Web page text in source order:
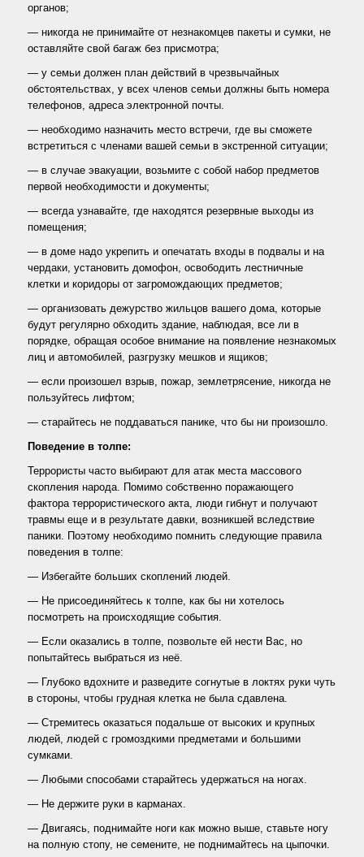
органов;
— никогда не принимайте от незнакомцев пакеты и сумки, не
оставляйте свой багаж без присмотра;
— у семьи должен план действий в чрезвычайных
обстоятельствах, у всех членов семьи должны быть номера
телефонов, адреса электронной почты.
— необходимо назначить место встречи, где вы сможете
встретиться с членами вашей семьи в экстренной ситуации;
— в случае эвакуации, возьмите с собой набор предметов
первой необходимости и документы;
— всегда узнавайте, где находятся резервные выходы из
помещения;
— в доме надо укрепить и опечатать входы в подвалы и на
чердаки, установить домофон, освободить лестничные
клетки и коридоры от загромождающих предметов;
— организовать дежурство жильцов вашего дома, которые
будут регулярно обходить здание, наблюдая, все ли в
порядке, обращая особое внимание на появление незнакомых
лиц и автомобилей, разгрузку мешков и ящиков;
— если произошел взрыв, пожар, землетрясение, никогда не
пользуйтесь лифтом;
— старайтесь не поддаваться панике, что бы ни произошло.
Поведение в толпе:
Террористы часто выбирают для атак места массового
скопления народа. Помимо собственно поражающего
фактора террористического акта, люди гибнут и получают
травмы еще и в результате давки, возникшей вследствие
паники. Поэтому необходимо помнить следующие правила
поведения в толпе:
— Избегайте больших скоплений людей.
— Не присоединяйтесь к толпе, как бы ни хотелось
посмотреть на происходящие события.
— Если оказались в толпе, позвольте ей нести Вас, но
попытайтесь выбраться из неё.
— Глубоко вдохните и разведите согнутые в локтях руки чуть
в стороны, чтобы грудная клетка не была сдавлена.
— Стремитесь оказаться подальше от высоких и крупных
людей, людей с громоздкими предметами и большими
сумками.
— Любыми способами старайтесь удержаться на ногах.
— Не держите руки в карманах.
— Двигаясь, поднимайте ноги как можно выше, ставьте ногу
на полную стопу, не семените, не поднимайтесь на цыпочки.